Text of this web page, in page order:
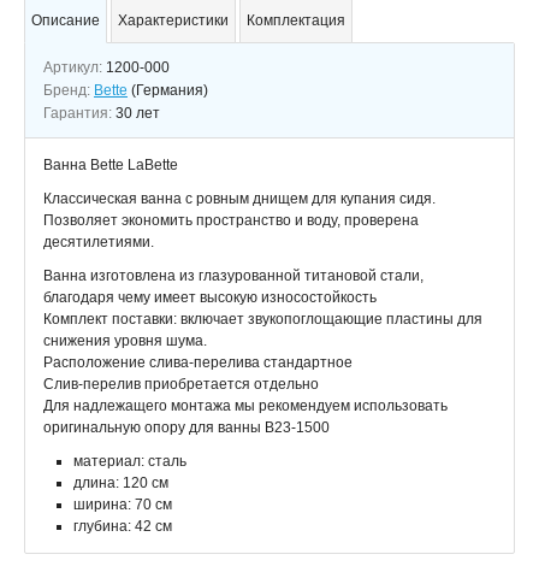
Описание Характеристики Комплектация
Артикул: 1200-000
Бренд: Bette (Германия)
Гарантия: 30 лет
Ванна Bette LaBette
Классическая ванна с ровным днищем для купания сидя.
Позволяет экономить пространство и воду, проверена
десятилетиями.
Ванна изготовлена из глазурованной титановой стали,
благодаря чему имеет высокую износостойкость
Комплект поставки: включает звукопоглощающие пластины для
снижения уровня шума.
Расположение слива-перелива стандартное
Слив-перелив приобретается отдельно
Для надлежащего монтажа мы рекомендуем использовать
оригинальную опору для ванны B23-1500
материал: сталь
длина: 120 см
ширина: 70 см
глубина: 42 см